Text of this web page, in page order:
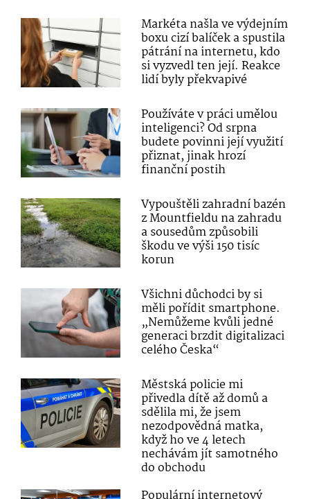
Markéta našla ve výdejním
boxu cizí balíček a spustila
pátrání na internetu, kdo
si vyzvedl ten její. Reakce
lidí byly překvapivé
Používáte v práci umělou
inteligenci? Od srpna
budete povinni její využití
přiznat, jinak hrozí
finanční postih
Vypouštěli zahradní bazén
z Mountfieldu na zahradu
a sousedům způsobili
škodu ve výši 150 tisíc
korun
Všichni důchodci by si
měli pořídit smartphone.
„Nemůžeme kvůli jedné
generaci brzdit digitalizaci
celého Česka“
Městská policie mi
přivedla dítě až domů a
sdělila mi, že jsem
nezodpovědná matka,
když ho ve 4 letech
nechávám jít samotného
do obchodu